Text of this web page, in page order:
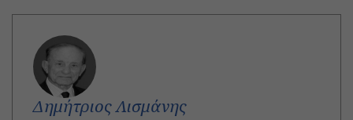
Δημήτριος Λισμάνης